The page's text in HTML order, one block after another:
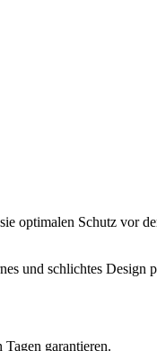
optimalen Schutz vor
und schlichtes Design
garantieren.